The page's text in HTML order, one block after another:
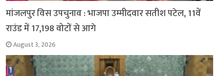
मांजलपुर विस उपचुनाव : भाजपा उम्मीदवार सतीश पटेल, 11वें
राउंड में 17,198 वोटों से आगे
August 3, 2026